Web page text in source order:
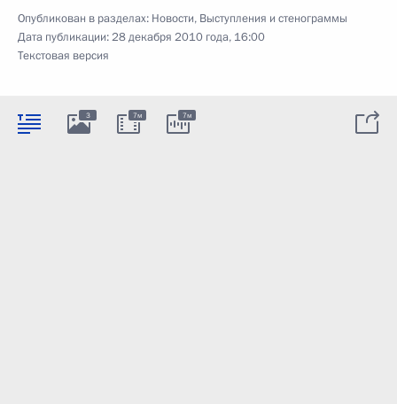
Опубликован в разделах: Новости, Выступления и стенограммы
Дата публикации:28 декабря 2010 года, 16:00
Текстовая версия
3 7м 7м